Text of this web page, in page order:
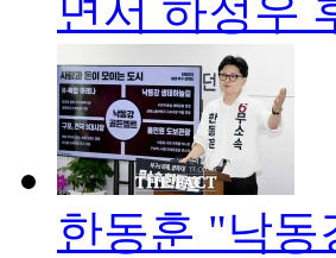
면서 하정우
한동훈 "낙